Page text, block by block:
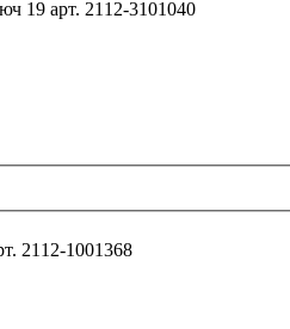
Болт М12*30,5*1,25 колесный 2108-2112 с буртиком ключ 19 арт. 2112-3101040
кронштейна дв. и генератора 2112 арт. 2112-1001368